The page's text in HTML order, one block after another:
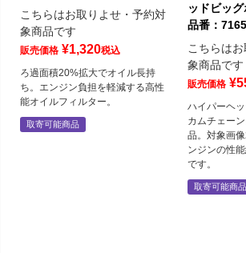
こちらはお取りよせ・予約対
象商品です
販売価格 ¥1,320税込
ろ過面積20%拡大でオイル長持
ち。エンジン負担を軽減する高性
能オイルフィルター。
取寄可能商品
ッドビッ
品番：
こちらは
象商品です
販売価格 ¥
ハイパーヘ
カムチェー
品。対象画
ンジンの性
です。
取寄可能商品